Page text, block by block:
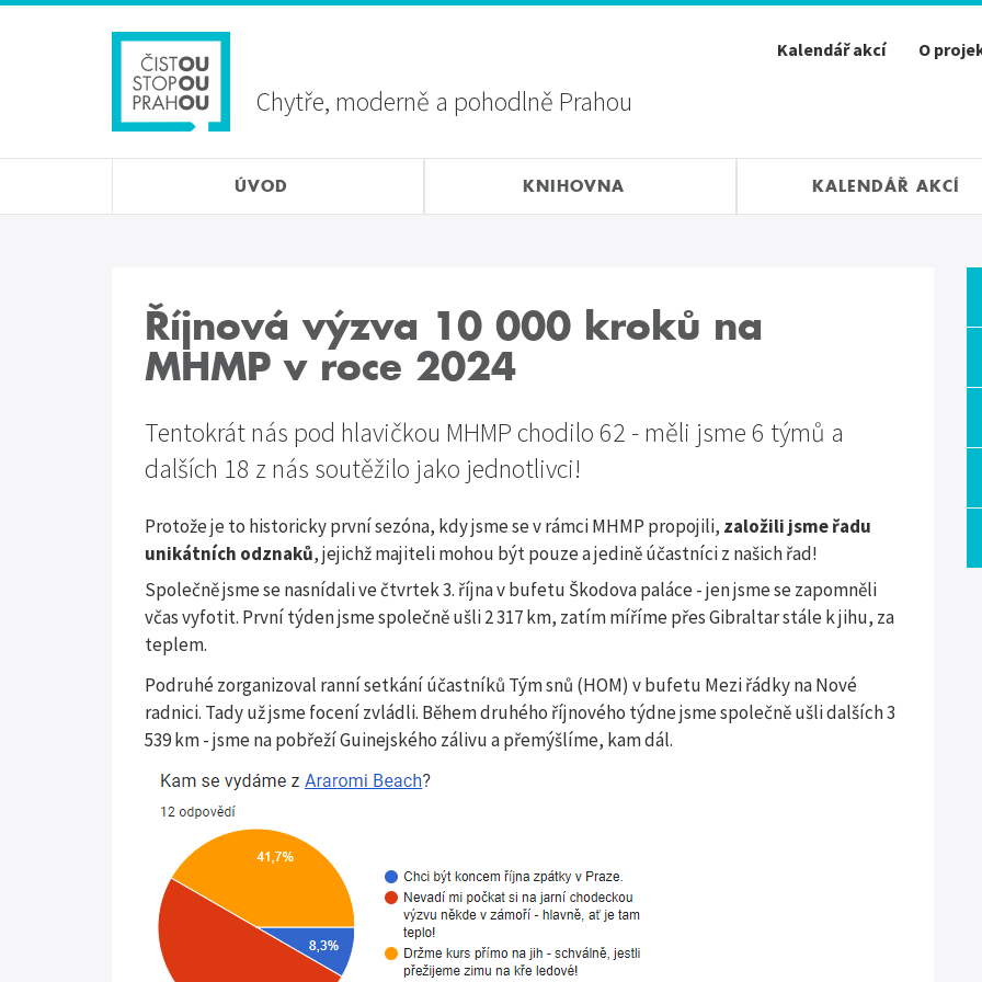
Chytře, moderně a pohodlně Prahou
menu
Kalendář akcí O
ÚVOD KNIHOVNA KALENDÁŘ AKCÍ
Říjnová výzva 10 000 kroků na
MHMP v roce 2024
Tentokrát nás pod hlavičkou MHMP chodilo 62 - měli jsme 6 týmů a
dalších 18 z nás soutěžilo jako jednotlivci!
Protože je to historicky první sezóna, kdy jsme se v rámci MHMP propojili, založili jsme řadu
unikátních odznaků, jejichž majiteli mohou být pouze a jedině účastníci z našich řad!
Společně jsme se nasnídali ve čtvrtek 3. října v bufetu Škodova paláce - jen jsme se zapomněli
včas vyfotit. První týden jsme společně ušli 2 317 km, zatím míříme přes Gibraltar stále k jihu, za
teplem.
Podruhé zorganizoval ranní setkání účastníků Tým snů (HOM) v bufetu Mezi řádky na Nové
radnici. Tady už jsme focení zvládli. Během druhého říjnového týdne jsme společně ušli dalších 3
539 km - jsme na pobřeží Guinejského zálivu a přemýšlíme, kam dál.